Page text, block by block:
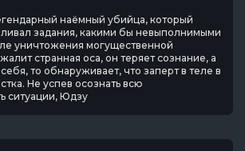
наёмный убийца, который
задания, какими бы невыполнимыми
уничтожения могущественной
странная оса, он теряет сознание, а
то обнаруживает, что заперт в теле в
Не успев осознать всю
ситуации, Юдзу